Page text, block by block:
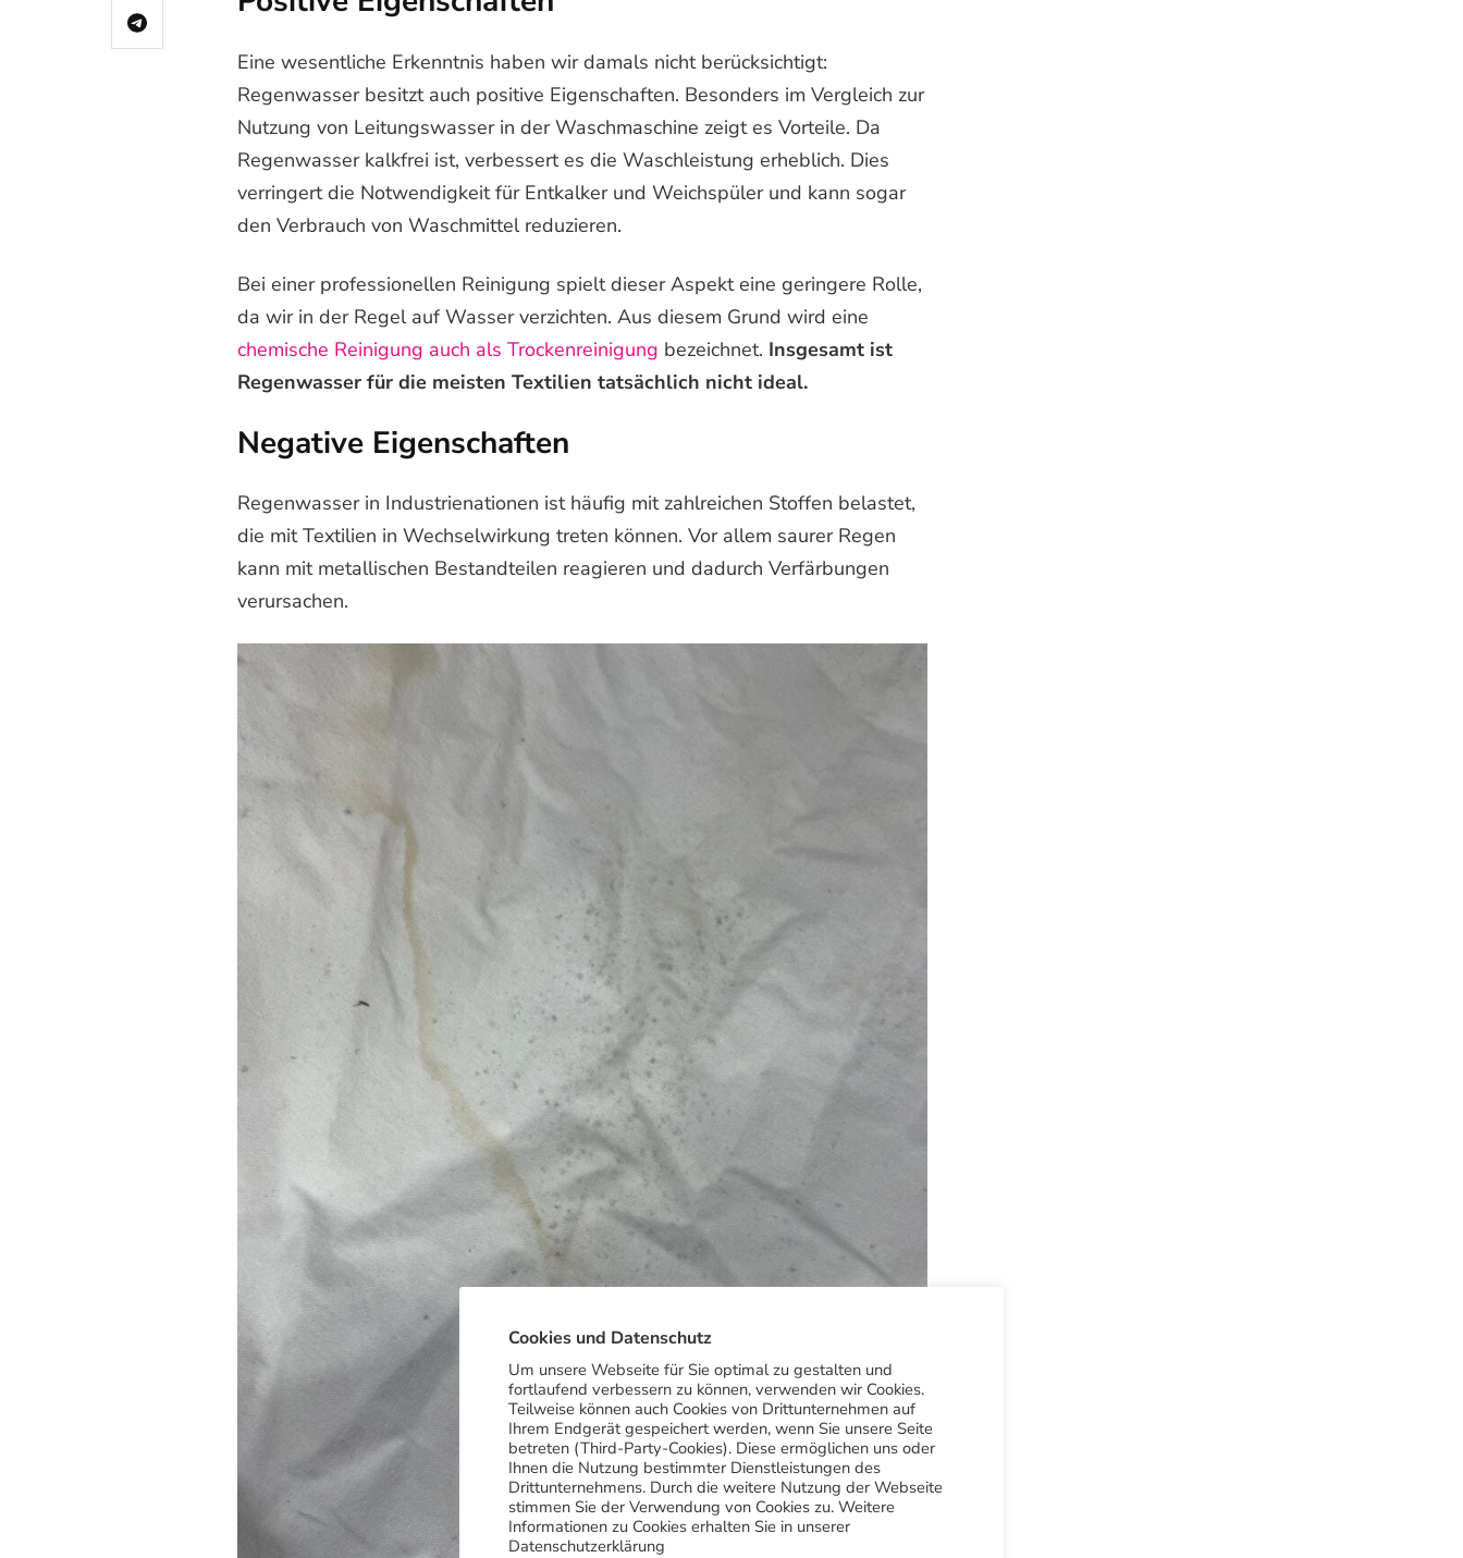
Eine wesentliche Erkenntnis haben wir damals nicht berücksichtigt:
Regenwasser besitzt auch positive Eigenschaften. Besonders im Vergleich zur
Nutzung von Leitungswasser in der Waschmaschine zeigt es Vorteile. Da
Regenwasser kalkfrei ist, verbessert es die Waschleistung erheblich. Dies
verringert die Notwendigkeit für Entkalker und Weichspüler und kann sogar
den Verbrauch von Waschmittel reduzieren.
Bei einer professionellen Reinigung spielt dieser Aspekt eine geringere Rolle,
da wir in der Regel auf Wasser verzichten. Aus diesem Grund wird eine
chemische Reinigung auch als Trockenreinigung bezeichnet. Insgesamt ist
Regenwasser für die meisten Textilien tatsächlich nicht ideal.
Negative Eigenschaften
Regenwasser in Industrienationen ist häufig mit zahlreichen Stoffen belastet,
die mit Textilien in Wechselwirkung treten können. Vor allem saurer Regen
kann mit metallischen Bestandteilen reagieren und dadurch Verfärbungen
verursachen.
Cookies und Datenschutz
Um unsere Webseite für Sie optimal zu gestalten und
fortlaufend verbessern zu können, verwenden wir Cookies.
Teilweise können auch Cookies von Drittunternehmen auf
Ihrem Endgerät gespeichert werden, wenn Sie unsere Seite
betreten (Third-Party-Cookies). Diese ermöglichen uns oder
Ihnen die Nutzung bestimmter Dienstleistungen des
Drittunternehmens. Durch die weitere Nutzung der Webseite
stimmen Sie der Verwendung von Cookies zu. Weitere
Informationen zu Cookies erhalten Sie in unserer
Datenschutzerklärung